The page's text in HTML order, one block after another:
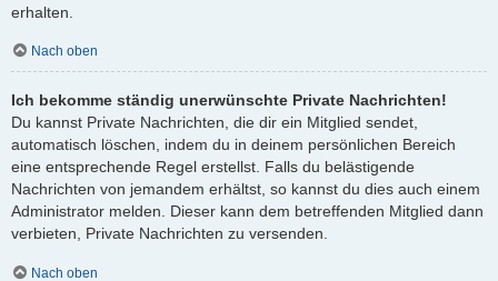
erhalten.
Nach oben
Ich bekomme ständig unerwünschte Private Nachrichten!
Du kannst Private Nachrichten, die dir ein Mitglied sendet,
automatisch löschen, indem du in deinem persönlichen Bereich
eine entsprechende Regel erstellst. Falls du belästigende
Nachrichten von jemandem erhältst, so kannst du dies auch einem
Administrator melden. Dieser kann dem betreffenden Mitglied dann
verbieten, Private Nachrichten zu versenden.
Nach oben